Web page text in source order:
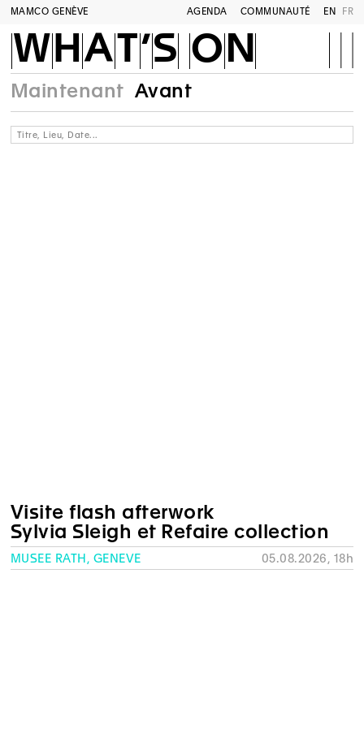
MAMCO GENÈVE AGENDA COMMUNAUTÉ EN FR
WHAT’S ON
Maintenant Avant
Titre, Lieu, Date...
Visite flash afterwork
Sylvia Sleigh et Refaire collection
MUSÉE RATH, GENÈVE 05.08.2026, 18h